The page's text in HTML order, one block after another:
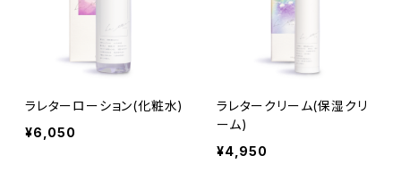
ラレターローション(化粧水)
¥6,050
ラレタークリーム(保湿クリ
ーム)
¥4,950